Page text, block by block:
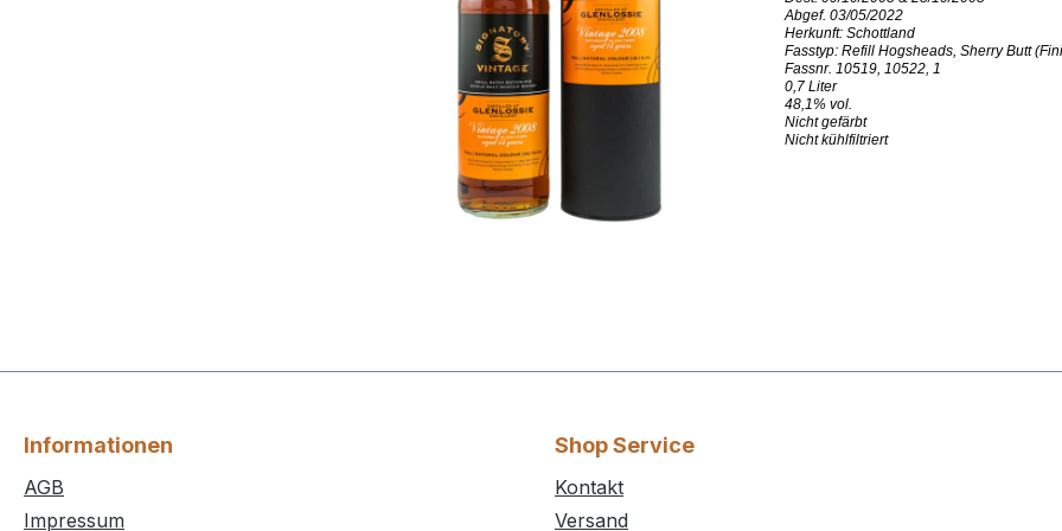
Abgef. 03/05/2022
Herkunft: Schottland
Fasstyp: Refill Hogsheads, Sherry Butt
Fassnr. 10519, 10522, 1
0,7 Liter
48,1% vol.
Nicht gefärbt
Nicht kühlfiltriert
Informationen
AGB
Impressum
Shop Service
Kontakt
Versand